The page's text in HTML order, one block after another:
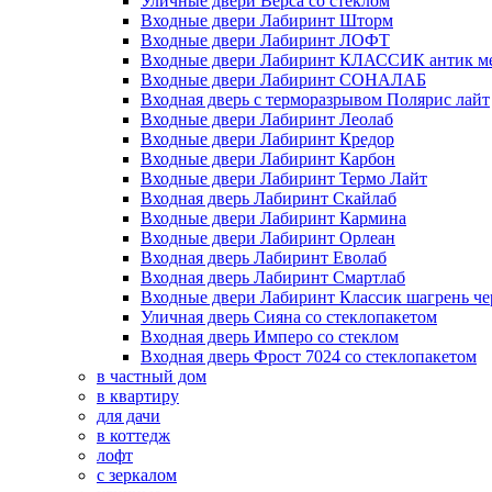
Входные двери Лабиринт Шторм
Входные двери Лабиринт ЛОФТ
Входные двери Лабиринт КЛАССИК антик
Входные двери Лабиринт СОНАЛАБ
Входная дверь с терморазрывом Полярис лайт
Входные двери Лабиринт Леолаб
Входные двери Лабиринт Кредор
Входные двери Лабиринт Карбон
Входные двери Лабиринт Термо Лайт
Входная дверь Лабиринт Скайлаб
Входные двери Лабиринт Кармина
Входные двери Лабиринт Орлеан
Входная дверь Лабиринт Еволаб
Входная дверь Лабиринт Смартлаб
Входные двери Лабиринт Классик шагрень
Уличная дверь Сияна со стеклопакетом
Входная дверь Имперо со стеклом
Входная дверь Фрост 7024 со стеклопакетом
в частный дом
в квартиру
для дачи
в коттедж
лофт
с зеркалом